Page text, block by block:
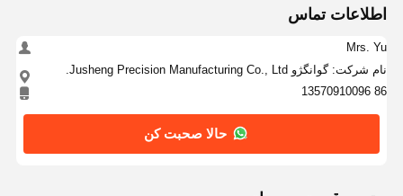
اطلاعات تماس
Mrs. Yu
نام شرکت: گوانگژو Jusheng Precision Manufacturing Co., Ltd.
86 13570910096
حالا صحبت کن